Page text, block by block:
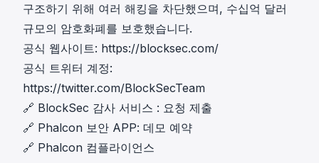
구조하기 위해 여러 해킹을 차단했으며, 수십억 달러
규모의 암호화폐를 보호했습니다.
공식 웹사이트: https://blocksec.com/
공식 트위터 계정:
https://twitter.com/BlockSecTeam
🔗 BlockSec 감사 서비스 : 요청 제출
🔗 Phalcon 보안 APP: 데모 예약
🔗 Phalcon 컴플라이언스